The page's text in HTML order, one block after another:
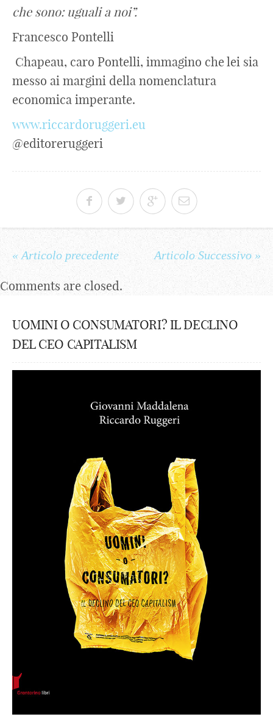
che sono: uguali a noi”.
Francesco Pontelli
Chapeau, caro Pontelli, immagino che lei sia
messo ai margini della nomenclatura
economica imperante.
www.riccardoruggeri.eu
@editoreruggeri
« Articolo precedente Articolo Successivo »
Comments are closed.
UOMINI O CONSUMATORI? IL DECLINO
DEL CEO CAPITALISM